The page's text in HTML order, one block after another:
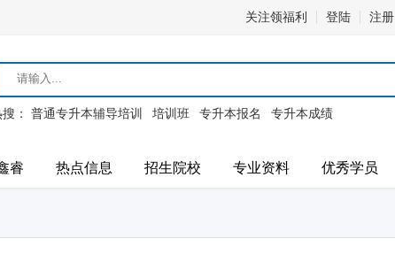
关注领福利 登陆 注册
： 普通专升本辅导培训 培训班 专升本报名 专升本成绩
睿 热点信息 招生院校 专业资料 优秀学员